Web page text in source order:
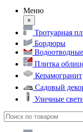
Меню
×
Тротуарная
Бордюры
Плитка
Керамогранит
Садовый
Уличные